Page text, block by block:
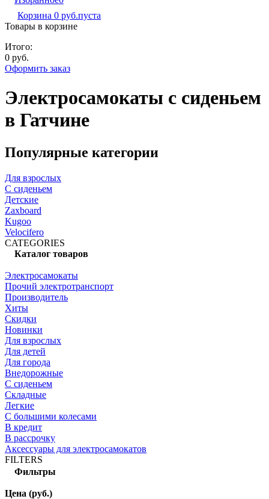
Корзина 0 руб.пуста
Товары в корзине
Итого:
0 руб.
Оформить заказ
Электросамокаты с сиденьем
в Гатчине
Популярные категории
Для взрослых
С сиденьем
Детские
Zaxboard
Kugoo
Velocifero
CATEGORIES
Каталог товаров
Электросамокаты
Прочий электротранспорт
Производитель
Хиты
Скидки
Новинки
Для взрослых
Для детей
Для города
Внедорожные
С сиденьем
Складные
Легкие
С большими колесами
В кредит
В рассрочку
Аксессуары для электросамокатов
FILTERS
Фильтры
Цена (руб.)